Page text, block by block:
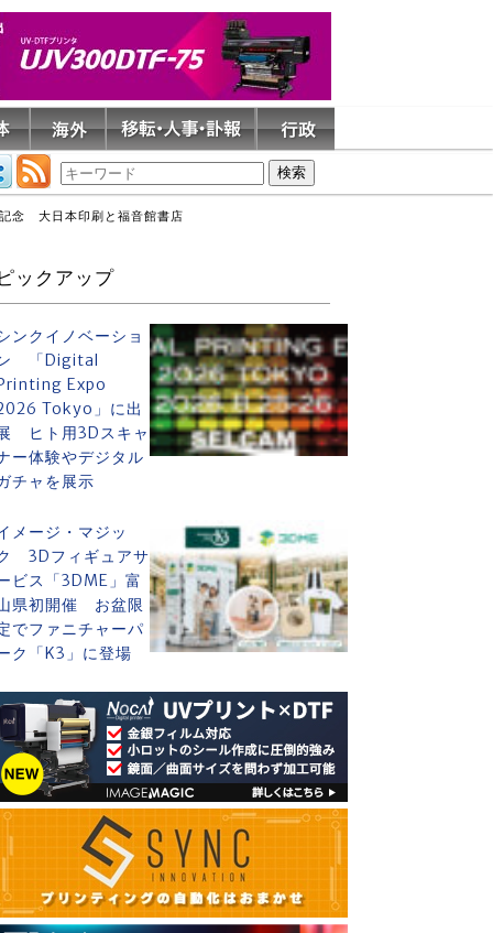
念 大日本印刷と福音館書店
ックアップ
ンクイノベーショ
「Digital
Expo
Tokyo」に出
ヒト用3Dスキャ
ー体験やデジタル
チャを展示
メージ・マジッ
3Dフィギュアサ
ビス「3DME」富
県初開催 お盆限
でファニチャーパ
ク「K3」に登場